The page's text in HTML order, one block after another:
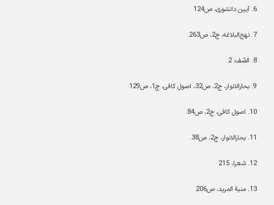
.آیین دانشوری، ص124
.نهج‌البلاغه، ج2، ص263.
.الصّف، 2.
بحارالانوار، ج2، ص32، اصول کافی، ج1، ص129.
10
.اصول کافی، ج2، ص84.
.بحارالانوار، ج2، ص38.
1. شعرا، 215
13
.منیة المرید، ص206